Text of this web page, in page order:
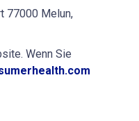
77000 Melun,
Wenn Sie